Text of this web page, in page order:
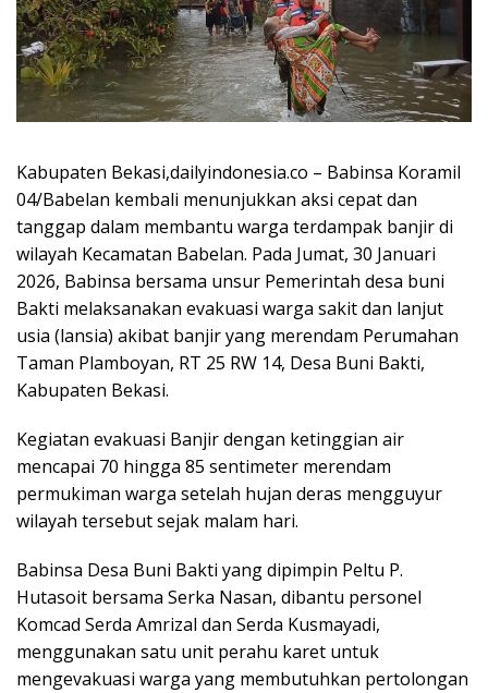
Kabupaten Bekasi,dailyindonesia.co – Babinsa Koramil
04/Babelan kembali menunjukkan aksi cepat dan
tanggap dalam membantu warga terdampak banjir di
wilayah Kecamatan Babelan. Pada Jumat, 30 Januari
2026, Babinsa bersama unsur Pemerintah desa buni
Bakti melaksanakan evakuasi warga sakit dan lanjut
usia (lansia) akibat banjir yang merendam Perumahan
Taman Plamboyan, RT 25 RW 14, Desa Buni Bakti,
Kabupaten Bekasi.
Kegiatan evakuasi Banjir dengan ketinggian air
mencapai 70 hingga 85 sentimeter merendam
permukiman warga setelah hujan deras mengguyur
wilayah tersebut sejak malam hari.
Babinsa Desa Buni Bakti yang dipimpin Peltu P.
Hutasoit bersama Serka Nasan, dibantu personel
Komcad Serda Amrizal dan Serda Kusmayadi,
menggunakan satu unit perahu karet untuk
mengevakuasi warga yang membutuhkan pertolongan